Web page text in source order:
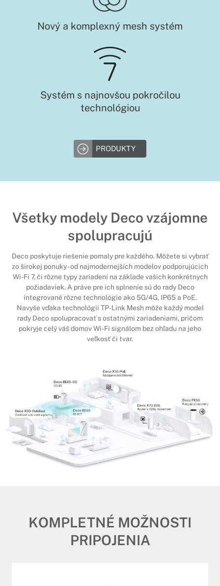
Nový a komplexný mesh systém
Systém s najnovšou pokročilou
technológiou
PRODUKTY
Všetky modely Deco vzájomne
spolupracujú
Deco poskytuje riešenie pomaly pre každého. Môžete si vybrať
zo širokej ponuky - od najmodernejších modelov podporujúcich
Wi-Fi 7, či rôzne typy zariadení na základe vašich konkrétnych
požiadaviek. A práve pre ich splnenie sú do rady Deco
integrované rôzne technológie ako 5G/4G, IP65 a PoE.
Navyše vďaka technológii TP-Link Mesh môže každý model
rady Deco spolupracovať s ostatnými zariadeniami, pričom
pokryje celý váš domov Wi-Fi signálom bez ohľadu na jeho
veľkosť či tvar.
KOMPLETNÉ MOŽNOSTI
PRIPOJENIA